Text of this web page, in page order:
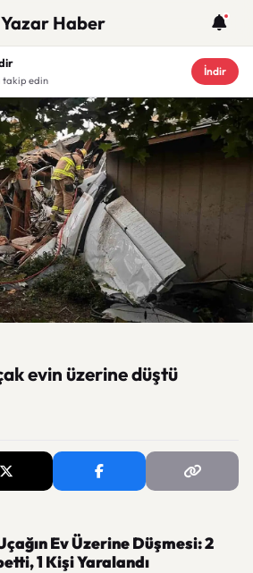
Yazar Haber
takip edin
İndir
evin üzerine düştü
Ev Üzerine Düşmesi: 2
1 Kişi Yaralandı